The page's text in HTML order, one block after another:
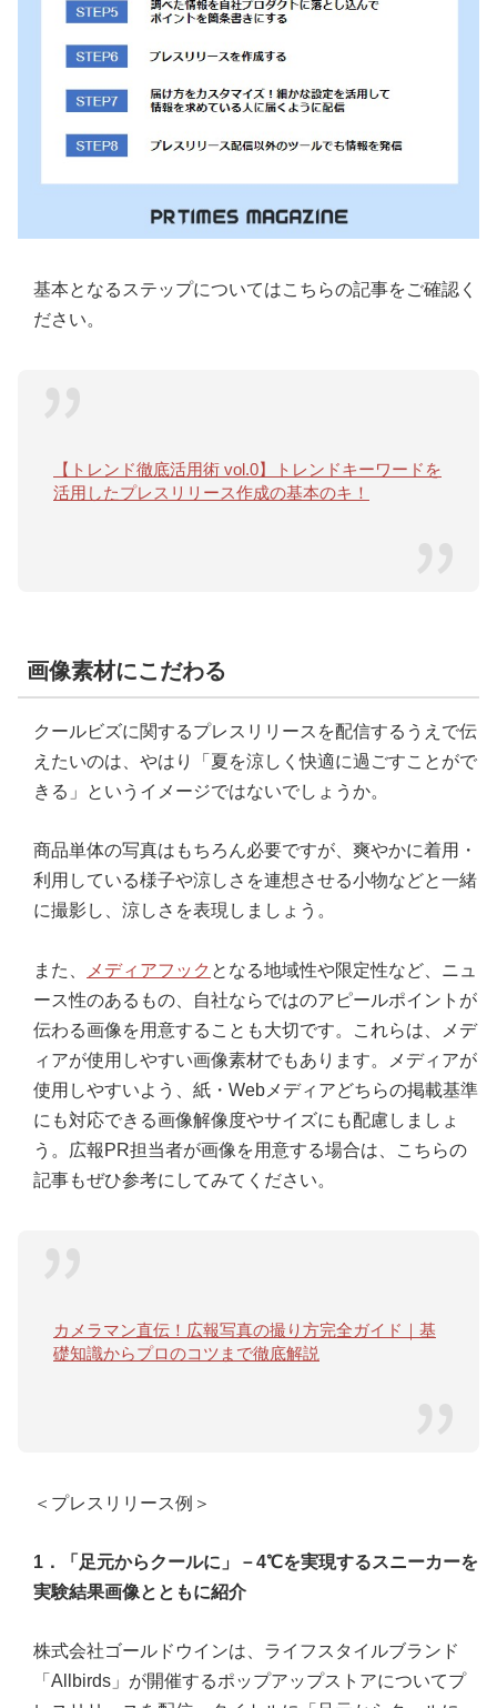
基本となるステップについてはこちらの記事をご確認く
ださい。
【トレンド徹底活用術 vol.0】トレンドキーワードを
活用したプレスリリース作成の基本のキ！
画像素材にこだわる
クールビズに関するプレスリリースを配信するうえで伝
えたいのは、やはり「夏を涼しく快適に過ごすことがで
きる」というイメージではないでしょうか。
商品単体の写真はもちろん必要ですが、爽やかに着用・
利用している様子や涼しさを連想させる小物などと一緒
に撮影し、涼しさを表現しましょう。
また、 メディアフック となる地域性や限定性など、ニュ
ース性のあるもの、自社ならではのアピールポイントが
伝わる画像を用意することも大切です。これらは、メデ
ィアが使用しやすい画像素材でもあります。メディアが
使用しやすいよう、紙・Webメディアどちらの掲載基準
にも対応できる画像解像度やサイズにも配慮しましょ
う。広報PR担当者が画像を用意する場合は、こちらの
記事もぜひ参考にしてみてください。
カメラマン直伝！広報写真の撮り方完全ガイド｜基
礎知識からプロのコツまで徹底解説
＜プレスリリース例＞
1．「足元からクールに」－4℃を実現するスニーカーを
実験結果画像とともに紹介
株式会社ゴールドウインは、ライフスタイルブランド
「Allbirds」が開催するポップアップストアについてプ